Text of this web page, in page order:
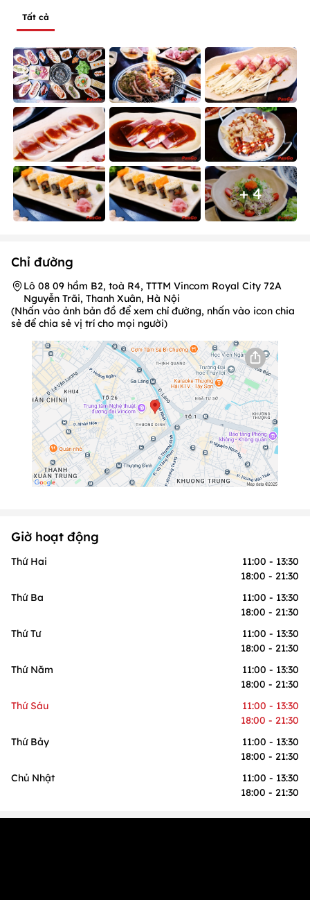
Tất cả
+ 4
Chỉ đường
Lô 08 09 hầm B2, toà R4, TTTM Vincom Royal City 72A
Nguyễn Trãi, Thanh Xuân, Hà Nội
(Nhấn vào ảnh bản đồ để xem chỉ đường, nhấn vào icon chia
sẻ để chia sẻ vị trí cho mọi người)
Giờ hoạt động
Thứ Hai
11:00 - 13:30
18:00 - 21:30
Thứ Ba
11:00 - 13:30
18:00 - 21:30
Thứ Tư
11:00 - 13:30
18:00 - 21:30
Thứ Năm
11:00 - 13:30
18:00 - 21:30
Thứ Sáu
11:00 - 13:30
18:00 - 21:30
Thứ Bảy
11:00 - 13:30
18:00 - 21:30
Chủ Nhật
11:00 - 13:30
18:00 - 21:30